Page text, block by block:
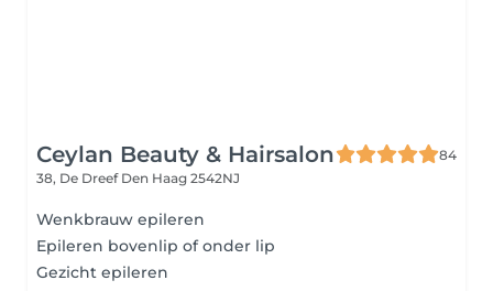
Ceylan Beauty & Hairsalon
84
38, De Dreef Den Haag 2542NJ
Wenkbrauw epileren
Epileren bovenlip of onder lip
Gezicht epileren